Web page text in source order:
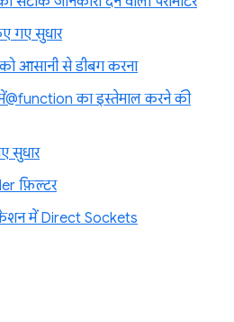
गए सुधार
आसानी से डीबग करना
का इस्तेमाल करने की
सुधार
फ़िल्टर
में Direct Sockets